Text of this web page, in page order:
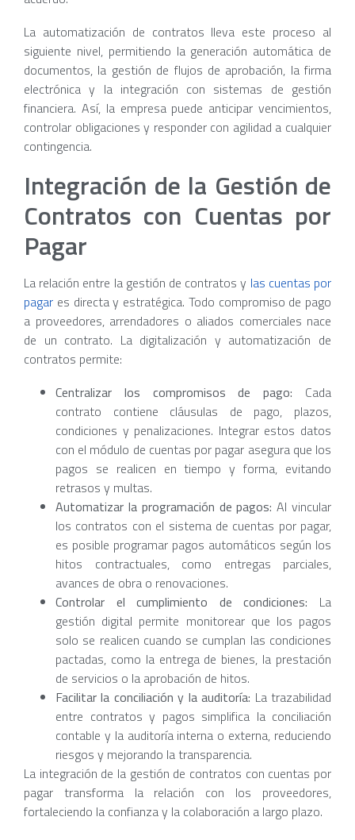
La automatización de contratos lleva este proceso al
siguiente nivel, permitiendo la generación automática de
documentos, la gestión de flujos de aprobación, la firma
electrónica y la integración con sistemas de gestión
financiera. Así, la empresa puede anticipar vencimientos,
controlar obligaciones y responder con agilidad a cualquier
contingencia.
Integración de la Gestión de
Contratos con Cuentas por
Pagar
La relación entre la gestión de contratos y las cuentas por
pagar es directa y estratégica. Todo compromiso de pago
a proveedores, arrendadores o aliados comerciales nace
de un contrato. La digitalización y automatización de
contratos permite:
Centralizar los compromisos de pago: Cada
contrato contiene cláusulas de pago, plazos,
condiciones y penalizaciones. Integrar estos datos
con el módulo de cuentas por pagar asegura que los
pagos se realicen en tiempo y forma, evitando
retrasos y multas.
Automatizar la programación de pagos: Al vincular
los contratos con el sistema de cuentas por pagar,
es posible programar pagos automáticos según los
hitos contractuales, como entregas parciales,
avances de obra o renovaciones.
Controlar el cumplimiento de condiciones: La
gestión digital permite monitorear que los pagos
solo se realicen cuando se cumplan las condiciones
pactadas, como la entrega de bienes, la prestación
de servicios o la aprobación de hitos.
Facilitar la conciliación y la auditoría: La trazabilidad
entre contratos y pagos simplifica la conciliación
contable y la auditoría interna o externa, reduciendo
riesgos y mejorando la transparencia.
La integración de la gestión de contratos con cuentas por
pagar transforma la relación con los proveedores,
fortaleciendo la confianza y la colaboración a largo plazo.